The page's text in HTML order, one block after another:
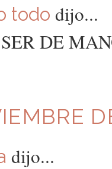
todo dijo...
DE
dijo...